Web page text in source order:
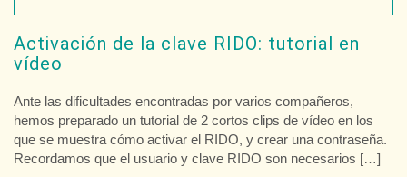
Activación de la clave RIDO: tutorial en
vídeo
Ante las dificultades encontradas por varios compañeros,
hemos preparado un tutorial de 2 cortos clips de vídeo en los
que se muestra cómo activar el RIDO, y crear una contraseña.
Recordamos que el usuario y clave RIDO son necesarios […]